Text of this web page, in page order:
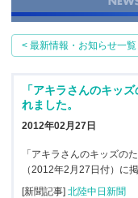
< 最新情報・お知らせ一覧
「アキラさんのキッ
れました。
2012年02月27日
「アキラさんのキッズの
（2012年2月27日付）に
[新聞記事] 北陸中日新聞